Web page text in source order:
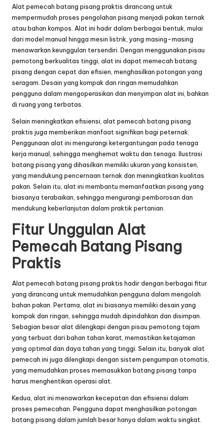
Alat pemecah batang pisang praktis dirancang untuk
mempermudah proses pengolahan pisang menjadi pakan ternak
atau bahan kompos. Alat ini hadir dalam berbagai bentuk, mulai
dari model manual hingga mesin listrik, yang masing-masing
menawarkan keunggulan tersendiri. Dengan menggunakan pisau
pemotong berkualitas tinggi, alat ini dapat memecah batang
pisang dengan cepat dan efisien, menghasilkan potongan yang
seragam. Desain yang kompak dan ringan memudahkan
pengguna dalam mengoperasikan dan menyimpan alat ini, bahkan
di ruang yang terbatas.
Selain meningkatkan efisiensi, alat pemecah batang pisang
praktis juga memberikan manfaat signifikan bagi peternak.
Penggunaan alat ini mengurangi ketergantungan pada tenaga
kerja manual, sehingga menghemat waktu dan tenaga. Ilustrasi
batang pisang yang dihasilkan memiliki ukuran yang konsisten,
yang mendukung pencernaan ternak dan meningkatkan kualitas
pakan. Selain itu, alat ini membantu memanfaatkan pisang yang
biasanya terabaikan, sehingga mengurangi pemborosan dan
mendukung keberlanjutan dalam praktik pertanian.
Fitur Unggulan Alat
Pemecah Batang Pisang
Praktis
Alat pemecah batang pisang praktis hadir dengan berbagai fitur
yang dirancang untuk memudahkan pengguna dalam mengolah
bahan pakan. Pertama, alat ini biasanya memiliki desain yang
kompak dan ringan, sehingga mudah dipindahkan dan disimpan.
Sebagian besar alat dilengkapi dengan pisau pemotong tajam
yang terbuat dari bahan tahan karat, memastikan ketajaman
yang optimal dan daya tahan yang tinggi. Selain itu, banyak alat
pemecah ini juga dilengkapi dengan sistem pengumpan otomatis,
yang memudahkan proses memasukkan batang pisang tanpa
harus menghentikan operasi alat.
Kedua, alat ini menawarkan kecepatan dan efisiensi dalam
proses pemecahan. Pengguna dapat menghasilkan potongan
batang pisang dalam jumlah besar hanya dalam waktu singkat.